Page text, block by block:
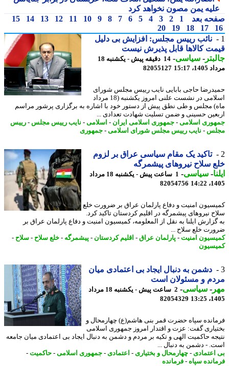
یمن مصون نخواهد کرد
بعد
1
2
3
4
5
6
7
8
9
10
11
12
13
14
15
17
18
19
20
نائب رییس مجلس: افزایش بی دلیل
کالاها قابل پذیرش نیست
-سیاسی-
14 دقیقه پیش - یکشنبه 18
15:17
82055127
حاجی بابایی نایب رییس مجلس شورای
اسلامی در نشست علنی امروز یکشنبه (18 مرداد
مجلس و طی نطق پیش از دستور خود با اشاره به برگزاری پرشور مراسم
حسینی و ضمن تسلیت شهادت تعدادی ...
اسلامی-جمهوری اسلامی ایران - اسلامی-نایب رییس مجلس-رییس
-نایب رییس مجلس شورای اسلامی-جمهوری
تاکید یک مقام سیاسی عراق بر لزوم
سلاح نیروهای پیشمرگه
-سیاسی-
1 ساعت پیش - یکشنبه 18 مرداد
82054756
امنیت و دفاع پارلمان عراق بر ضرورت خلع
نیروهای پیشمرگه در اقلیم کردستان تاکید کرد.
ایلنا به نقل از المعلومه، کمیسیون امنیت و دفاع پارلمان عراق بر
خلع سلاح ...
امنیت-پارلمان عراق- اقلیم کردستان-پیشمرگه- خلع سلاح-سلاح-
دشمن به دنبال ایجاد بی اعتمادی میان
و مسئولان است
-سیاسی-
2 ساعت پیش - یکشنبه 18 مرداد
82054329
سپاه حضرت قمر بنی هاشم(ع) چهارمحال و
گفت: عزت و اقتدار امروز جمهوری اسلامی
حاکمیت الهی و تکیه بر مردم و دشمن به دنبال ایجاد بی اعتمادی میان جامعه
- دشمن به دنبال ...
-چهارمحال و بختیاری- اعتمادی-جمهوری اسلامی-حاکمیت-
سپاه-فرمانده